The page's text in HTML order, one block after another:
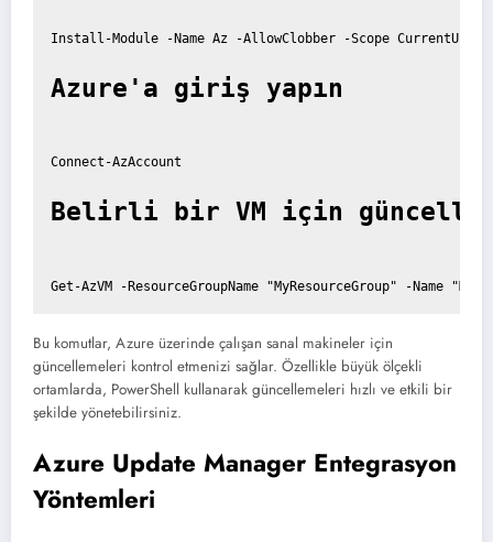
Install-Module -Name Az -AllowClobber -Scope CurrentUser
Azure'a giriş yapın
Connect-AzAccount
Belirli bir VM için
Bu komutlar, Azure üzerinde çalışan sanal makineler için
güncellemeleri kontrol etmenizi sağlar. Özellikle büyük ölçekli
ortamlarda, PowerShell kullanarak güncellemeleri hızlı ve etkili bir
şekilde yönetebilirsiniz.
Azure Update Manager Entegrasyon
Yöntemleri